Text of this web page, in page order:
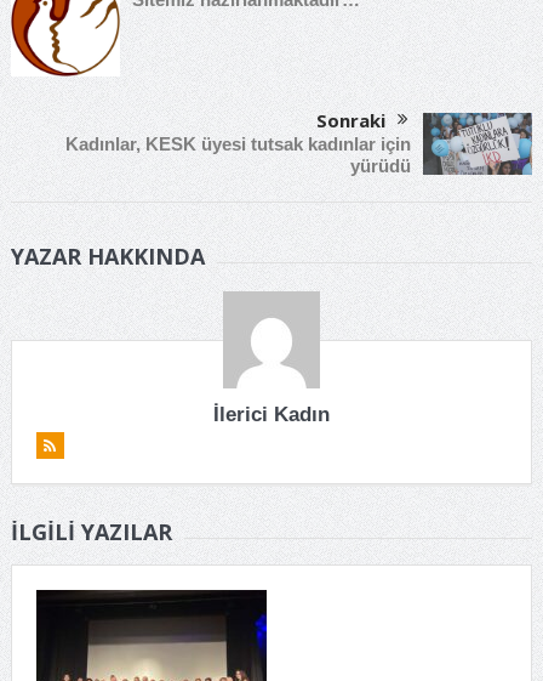
Sonraki
Kadınlar, KESK üyesi tutsak kadınlar için
yürüdü
YAZAR HAKKINDA
İlerici Kadın
İLGILI YAZILAR